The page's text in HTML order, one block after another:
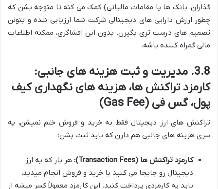
گذاران، بانک ها یا مقامات مالیاتی) کمک می کنه تا متوجه بشن که
چطور ارزش دارایی های دیجیتالی شرکت شما ارزیابی شده و بتونن
تصمیم های درست تری بگیرن. بدون این افشاگری، ممکنه اطلاعات
مالی گمراه کننده باشه.
3.8. مدیریت و ثبت هزینه های جانبی:
کارمزد تراکنش ها، هزینه های نگهداری کیف
پول، گس فی (Gas Fee)
تراکنش های ارز دیجیتال فقط به خرید و فروش ختم نمیشن، یه
سری هزینه های جانبی هم دارن که باید ثبت بشن:
کارمزد تراکنش ها (Transaction Fees):
هر بار که یه ارز
دیجیتال رو جابجا می کنید یا خرید و فروش انجام میدید،
باید یه کارمزدی پرداخت کنید. این کارمزد معمولاً کسر میشه از